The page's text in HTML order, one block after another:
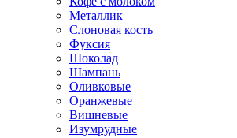
Металлик
Слоновая кость
Фуксия
Шоколад
Шампань
Оливковые
Оранжевые
Вишневые
Изумрудные